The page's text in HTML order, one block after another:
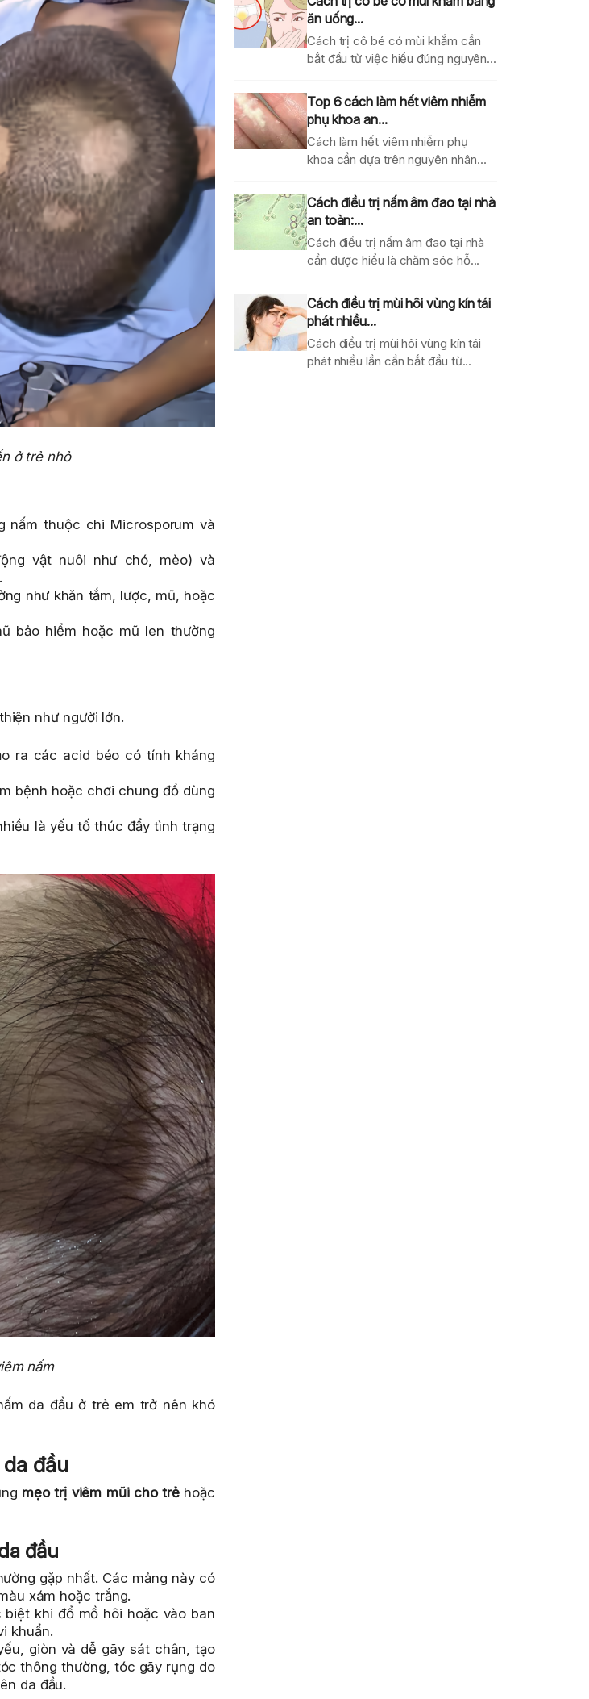
ở trẻ nhỏ
nấm thuộc chi Microsporum và
vật nuôi như chó, mèo) và
như khăn tắm, lược, mũ, hoặc
bảo hiểm hoặc mũ len thường
như người lớn.
ra các acid béo có tính kháng
bệnh hoặc chơi chung đồ dùng
là yếu tố thúc đẩy tình trạng
nấm
da đầu ở trẻ em trở nên khó
đầu
mẹo trị viêm mũi cho trẻhoặc
đầu
gặp nhất. Các mảng này có
xám hoặc trắng.
khi đổ mồ hôi hoặc vào ban
khuẩn.
giòn và dễ gãy sát chân, tạo
thông thường, tóc gãy rụng do
da đầu.
ăn uống...
Cách trị cô bé có mùi khắm cần
bắt đầu từ việc hiểu đúng nguyên...
Top 6 cách làm hết viêm nhiễm
phụ khoa an...
Cách làm hết viêm nhiễm phụ
khoa cần dựa trên nguyên nhân
Cách điều trị nấm âm đao tại nhà
an toàn:...
Cách điều trị nấm âm đao tại nhà
cần được hiểu là chăm sóc hỗ...
Cách điều trị mùi hôi vùng kín tái
phát nhiều...
Cách điều trị mùi hôi vùng kín tái
phát nhiều lần cần bắt đầu từ...